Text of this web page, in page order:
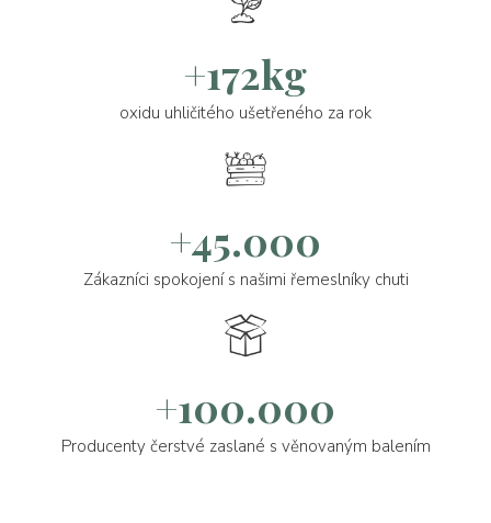
+172kg
oxidu uhličitého ušetřeného za rok
+45.000
Zákazníci spokojení s našimi řemeslníky chuti
+100.000
Producenty čerstvé zaslané s věnovaným balením